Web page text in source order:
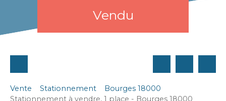
Vendu
Vente Stationnement
Bourges 18000